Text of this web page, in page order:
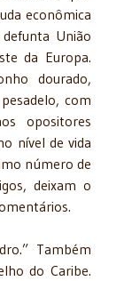
econômica
União
da Europa.
dourado,
com
opositores
nível de vida
número de
deixam o
Também
do Caribe.